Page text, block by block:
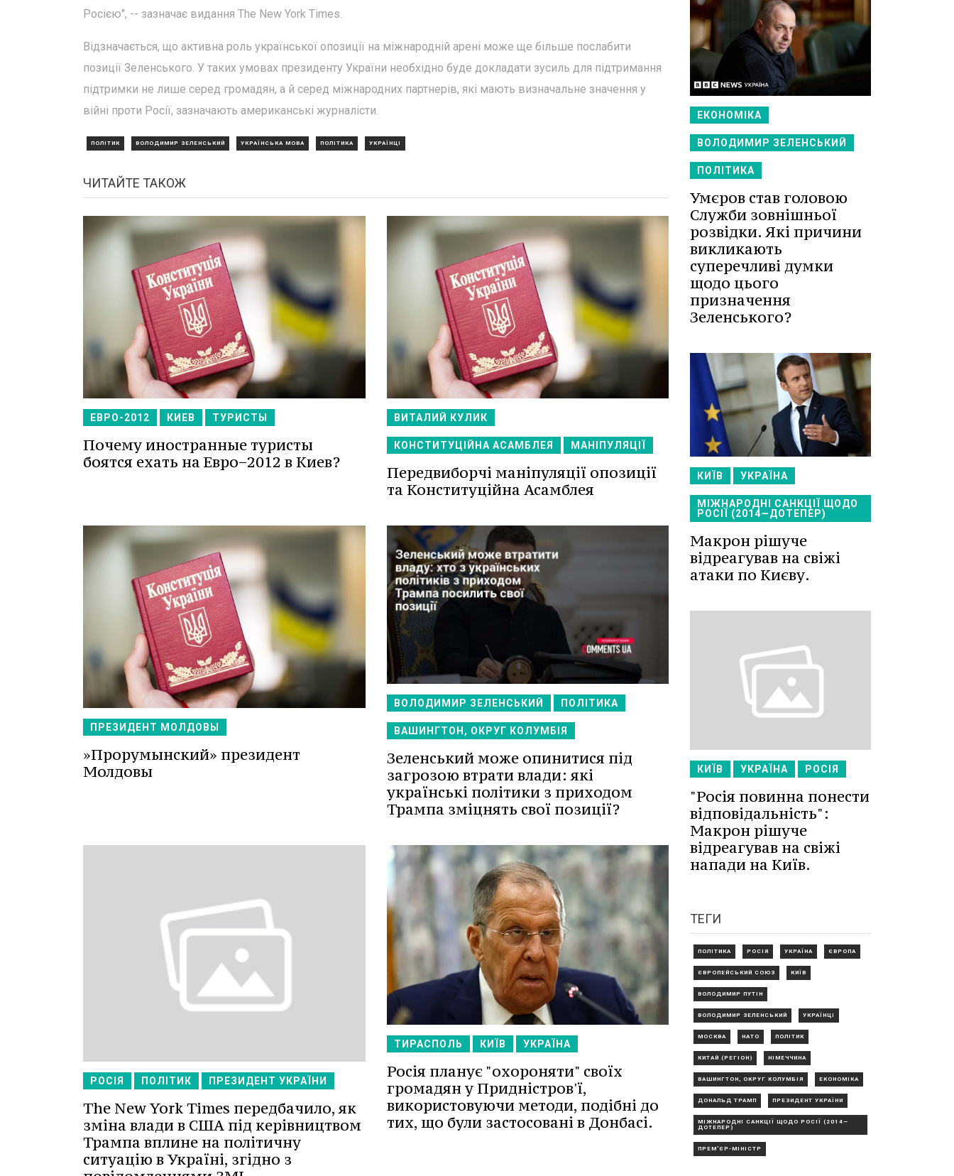
Росією", -- зазначає видання The New York Times.
Відзначається, що активна роль української опозиції на міжнародній арені може ще більше послабити
позиції Зеленського. У таких умовах президенту України необхідно буде докладати зусиль для підтримання
підтримки не лише серед громадян, а й серед міжнародних партнерів, які мають визначальне значення у
війні проти Росії, зазначають американські журналісти.
ПОЛІТИК ВОЛОДИМИР ЗЕЛЕНСЬКИЙ УКРАЇНСЬКА МОВА ПОЛІТИКА УКРАЇНЦІ
ЧИТАЙТЕ ТАКОЖ
ЕВРО-2012 КИЕВ ТУРИСТЫ
Почему иностранные туристы
боятся ехать на Евро−2012 в Киев?
ВИТАЛИЙ КУЛИК
КОНСТИТУЦІЙНА АСАМБЛЕЯ МАНІПУЛЯЦІЇ
Передвиборчі маніпуляції опозиції
та Конституційна Асамблея
ПРЕЗИДЕНТ МОЛДОВЫ
»Прорумынский» президент
Молдовы
ВОЛОДИМИР ЗЕЛЕНСЬКИЙ ПОЛІТИКА
ВАШИНГТОН, ОКРУГ КОЛУМБІЯ
Зеленський може опинитися під
загрозою втрати влади: які
українські політики з приходом
Трампа зміцнять свої позиції?
РОСІЯ ПОЛІТИК ПРЕЗИДЕНТ УКРАЇНИ
The New York Times передбачило, як
зміна влади в США під керівництвом
Трампа вплине на політичну
ситуацію в Україні, згідно з
ТИРАСПОЛЬ КИЇВ УКРАЇНА
Росія планує "охороняти" своїх
громадян у Придністров'ї,
використовуючи методи, подібні до
тих, що були застосовані в Донбасі.
ЕКОНОМІКА
ВОЛОДИМИР ЗЕЛЕНСЬКИЙ
ПОЛІТИКА
Умєров став головою
Служби зовнішньої
розвідки. Які причини
викликають
суперечливі думки
щодо цього
призначення
Зеленського?
КИЇВ УКРАЇНА
МІЖНАРОДНІ САНКЦІЇ ЩОДО
РОСІЇ (2014—ДОТЕПЕР)
Макрон рішуче
відреагував на свіжі
атаки по Києву.
КИЇВ УКРАЇНА РОСІЯ
"Росія повинна понести
відповідальність":
Макрон рішуче
відреагував на свіжі
напади на Київ.
ТЕГИ
ПОЛІТИКА РОСІЯ УКРАЇНА ЄВРОПА
ЄВРОПЕЙСЬКИЙ СОЮЗ КИЇВ
ВОЛОДИМИР ПУТІН
ВОЛОДИМИР ЗЕЛЕНСЬКИЙ УКРАЇНЦІ
МОСКВА НАТО ПОЛІТИК
КИТАЙ (РЕГІОН) НІМЕЧЧИНА
ВАШИНГТОН, ОКРУГ КОЛУМБІЯ ЕКОНОМІКА
ДОНАЛЬД ТРАМП ПРЕЗИДЕНТ УКРАЇНИ
МІЖНАРОДНІ САНКЦІЇ ЩОДО РОСІЇ (2014—
ДОТЕПЕР)
ПРЕМ'ЄР-МІНІСТР